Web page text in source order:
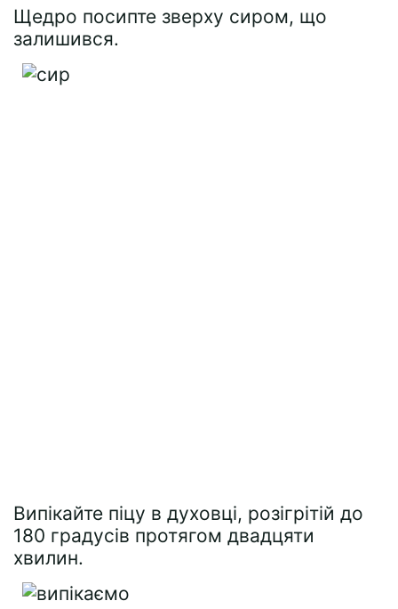
Щедро посипте зверху сиром, що
залишився.
Випікайте піцу в духовці, розігрітій до
180 градусів протягом двадцяти
хвилин.